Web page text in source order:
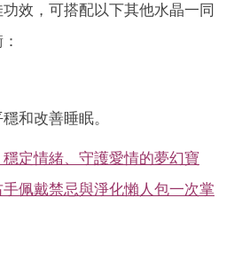
效，可搭配以下其他水晶一同
和改善睡眠。
穩定情緒、守護愛情的夢幻寶
佩戴禁忌與淨化懶人包一次掌